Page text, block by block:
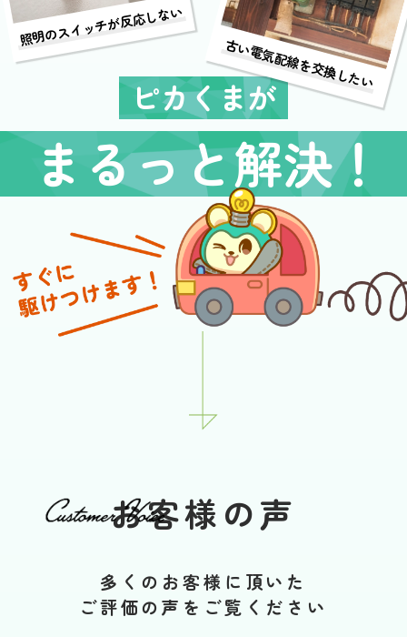
照明のスイッチが反応しない
古い電気配線を交換したい
ピカくまが
まるっと解決！
お客様の声
多くのお客様に頂いた
ご評価の声をご覧ください